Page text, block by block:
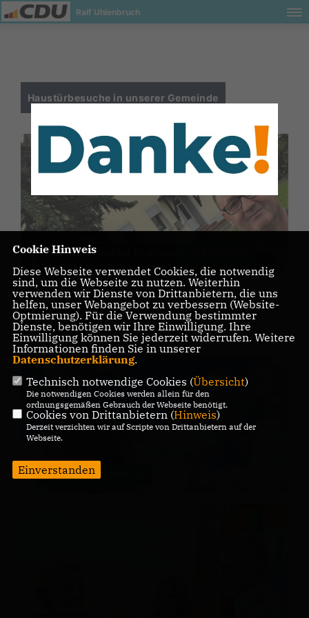
Ralf Uhlenbruch
Haustürbesuche in unserer Gemeinde
Haustürbesuche in unserer Gemeinde
2015-2024
Ralf Uhlenbruch life
Cookie Hinweis
Diese Webseite verwendet Cookies, die notwendig
sind, um die Webseite zu nutzen. Weiterhin
verwenden wir Dienste von Drittanbietern, die uns
helfen, unser Webangebot zu verbessern (Website-
Optmierung). Für die Verwendung bestimmter
Dienste, benötigen wir Ihre Einwilligung. Ihre
Einwilligung können Sie jederzeit widerrufen. Weitere
Informationen finden Sie in unserer
Datenschutzerklärung.
Technisch notwendige Cookies (Übersicht)
Die notwendigen Cookies werden allein für den
ordnungsgemäßen Gebrauch der Webseite benötigt.
Cookies von Drittanbietern (Hinweis)
Derzeit verzichten wir auf Scripte von Drittanbietern auf der
Webseite.
Einverstanden